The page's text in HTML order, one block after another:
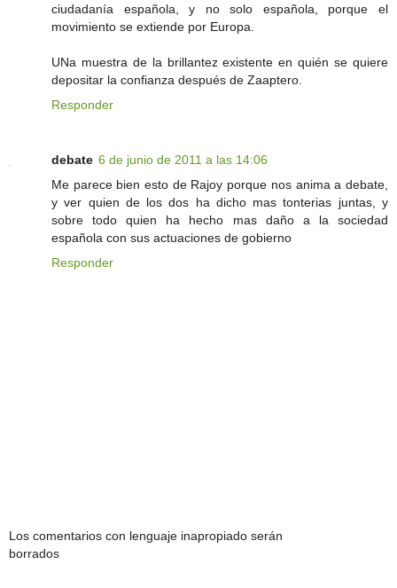
ciudadanía española, y no solo española, porque el
movimiento se extiende por Europa.
UNa muestra de la brillantez existente en quién se quiere
depositar la confianza después de Zaaptero.
Responder
debate 6 de junio de 2011 a las 14:06
Me parece bien esto de Rajoy porque nos anima a debate,
y ver quien de los dos ha dicho mas tonterias juntas, y
sobre todo quien ha hecho mas daño a la sociedad
española con sus actuaciones de gobierno
Responder
Los comentarios con lenguaje inapropiado serán
borrados